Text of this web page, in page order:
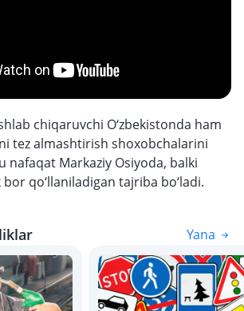
chiqaruvchi O‘zbekistonda ham
tez almashtirish shoxobchalarini
nafaqat Markaziy Osiyoda, balki
qo‘llaniladigan tajriba bo‘ladi.
Yana